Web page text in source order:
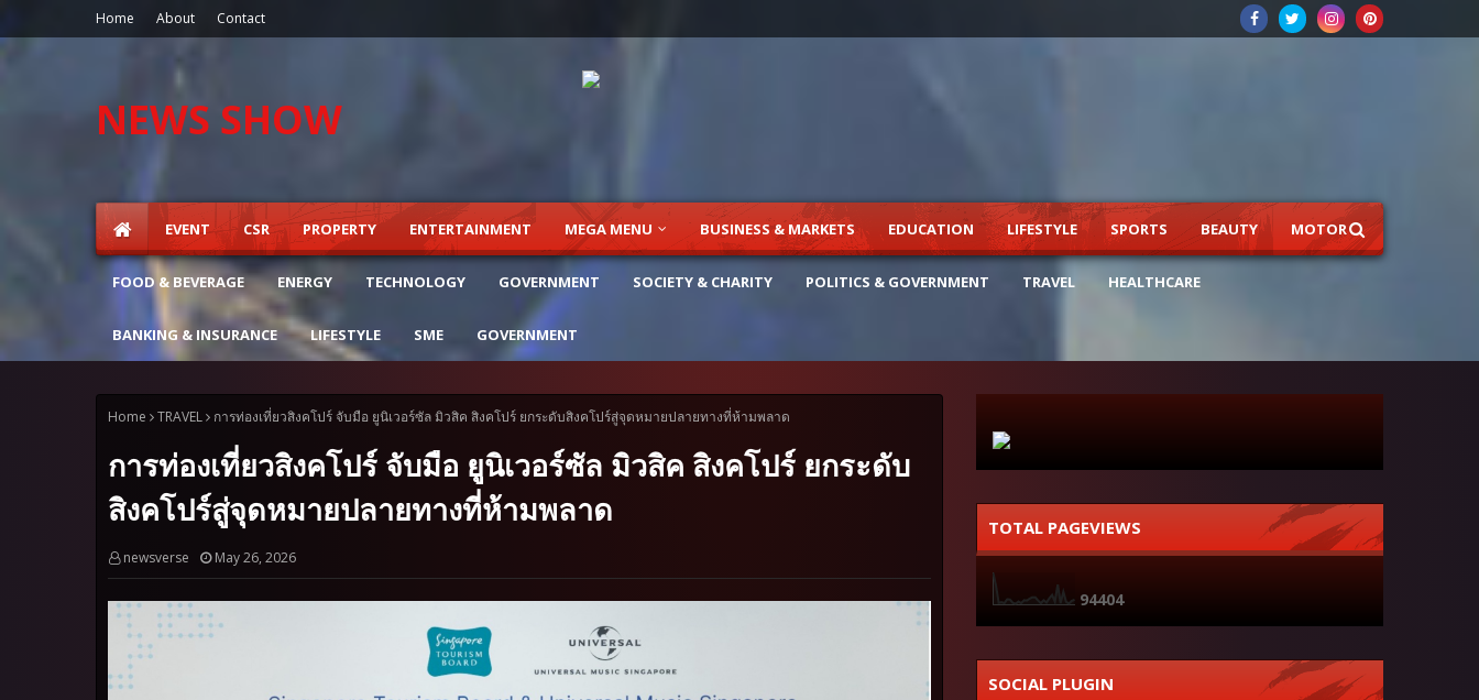
Home About Contact
NEWS SHOW
EVENT CSR PROPERTY ENTERTAINMENT MEGA MENU BUSINESS & MARKETS EDUCATION LIFESTYLE SPORTS BEAUTY MOTOR
FOOD & BEVERAGE ENERGY TECHNOLOGY GOVERNMENT SOCIETY & CHARITY POLITICS & GOVERNMENT TRAVEL HEALTHCARE
BANKING & INSURANCE LIFESTYLE SME GOVERNMENT
Home TRAVEL การท่องเที่ยวสิงคโปร์ จับมือ ยูนิเวอร์ซัล มิวสิค สิงคโปร์ ยกระดับสิงคโปร์สู่จุดหมายปลายทางที่ห้ามพลาด
การท่องเที่ยวสิงคโปร์ จับมือ ยูนิเวอร์ซัล มิวสิค สิงคโปร์ ยกระดับ
สิงคโปร์สู่จุดหมายปลายทางที่ห้ามพลาด
newsverse May 26, 2026
TOTAL PAGEVIEWS
94404
SOCIAL PLUGIN